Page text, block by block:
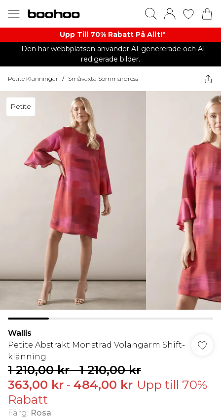
Upp Till 70% Rabatt På Allt!*
Den här webbplatsen använder AI-genererade och AI-
redigerade bilder.
Petite Klänningar / Småväxta Sommardress
Petite
Wallis
Petite Abstrakt Mönstrad Volangärm Shift-
klänning
1 210,00 kr-1 210,00 kr
363,00 kr - 484,00 kr Upp till 70%
Rabatt
Färg: Rosa